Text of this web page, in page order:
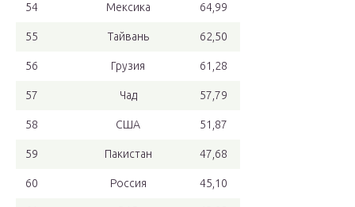
54 Мексика 64,99
55 Тайвань 62,50
56 Грузия 61,28
57 Чад 57,79
58 США 51,87
59 Пакистан 47,68
60 Россия 45,10